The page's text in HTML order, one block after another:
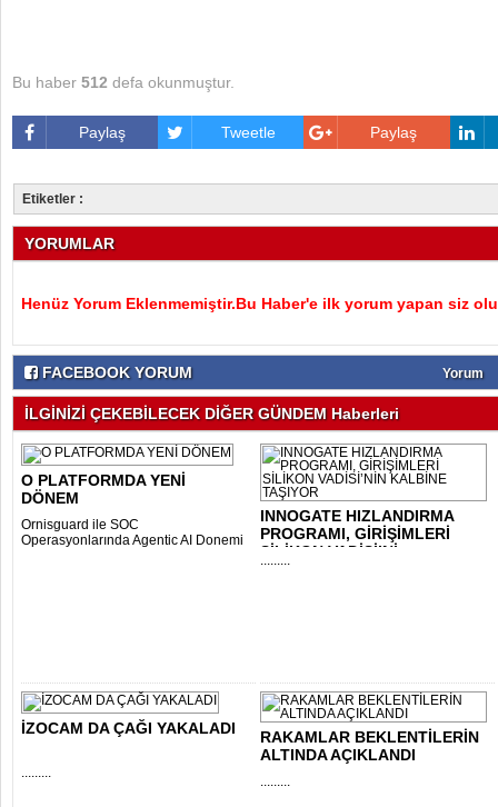
Bu haber 512 defa okunmuştur.
Paylaş Tweetle Paylaş
Etiketler :
YORUMLAR
Henüz Yorum Eklenmemiştir.Bu Haber'e ilk yorum yapan siz
FACEBOOK YORUM Yorum
İLGİNİZİ ÇEKEBİLECEK DİĞER GÜNDEM Haberleri
O PLATFORMDA YENİ
DÖNEM
Ornisguard ile SOC
Operasyonlarında Agentic AI Donemi
INNOGATE HIZLANDIRMA
PROGRAMI, GİRİŞİMLERİ
SİLİKON VADİSİ’Nİ..
.........
İZOCAM DA ÇAĞI YAKALADI
.........
RAKAMLAR BEKLENTİLERİN
ALTINDA AÇIKLANDI
.........